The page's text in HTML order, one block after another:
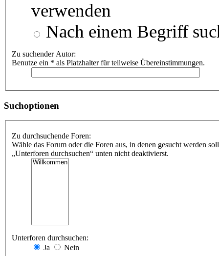
verwenden
Nach einem Begriff
Zu suchender Autor:
Benutze ein * als Platzhalter für teilweise Übereinstimmungen.
Suchoptionen
Zu durchsuchende Foren:
Wähle das Forum oder die Foren aus, in denen gesucht werden
„Unterforen durchsuchen“ unten nicht deaktivierst.
Unterforen durchsuchen:
Ja
Nein